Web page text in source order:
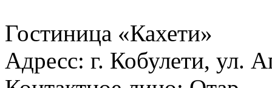
Гостиница «Кахети»
Адресс: г. Кобулети, ул.